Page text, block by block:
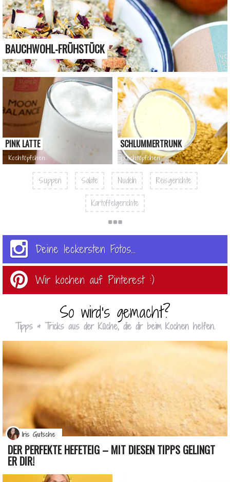
BAUCHWOHL-FRÜHSTÜCK
Kochtöpfchen
PINK LATTE
Kochtöpfchen
SCHLUMMERTRUNK
Kochtöpfchen
Suppen Salate Nudeln Reisgerichte
Kartoffelgerichte
Deine leckersten Fotos...
Wir kochen auf Pinterest :)
So wird's gemacht?
Tipps & Tricks aus der Küche, die dir beim Kochen helfen.
DER PERFEKTE HEFETEIG – MIT DIESEN TIPPS GELINGT
ER DIR!
Iris Gutsche